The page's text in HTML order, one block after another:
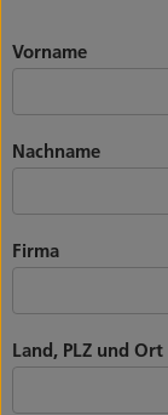
Vorname
Nachname
Firma
Land, PLZ und Ort